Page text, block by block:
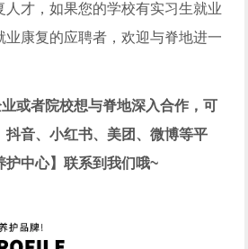
人才，如果您的学校有实习生就业
业康复的应聘者，欢迎与脊地进一
或者院校想与脊地深入合作 ，可
抖音、小红书、美团、微博等平
护中心】联系到我们哦~